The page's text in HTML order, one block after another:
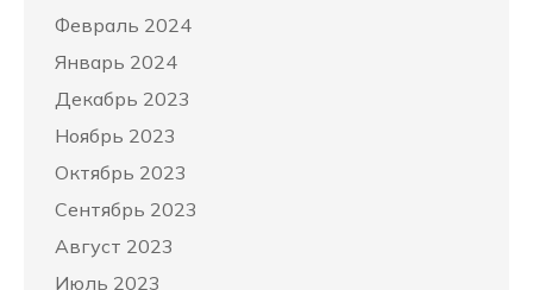
Февраль 2024
Январь 2024
Декабрь 2023
Ноябрь 2023
Октябрь 2023
Сентябрь 2023
Август 2023
Июль 2023